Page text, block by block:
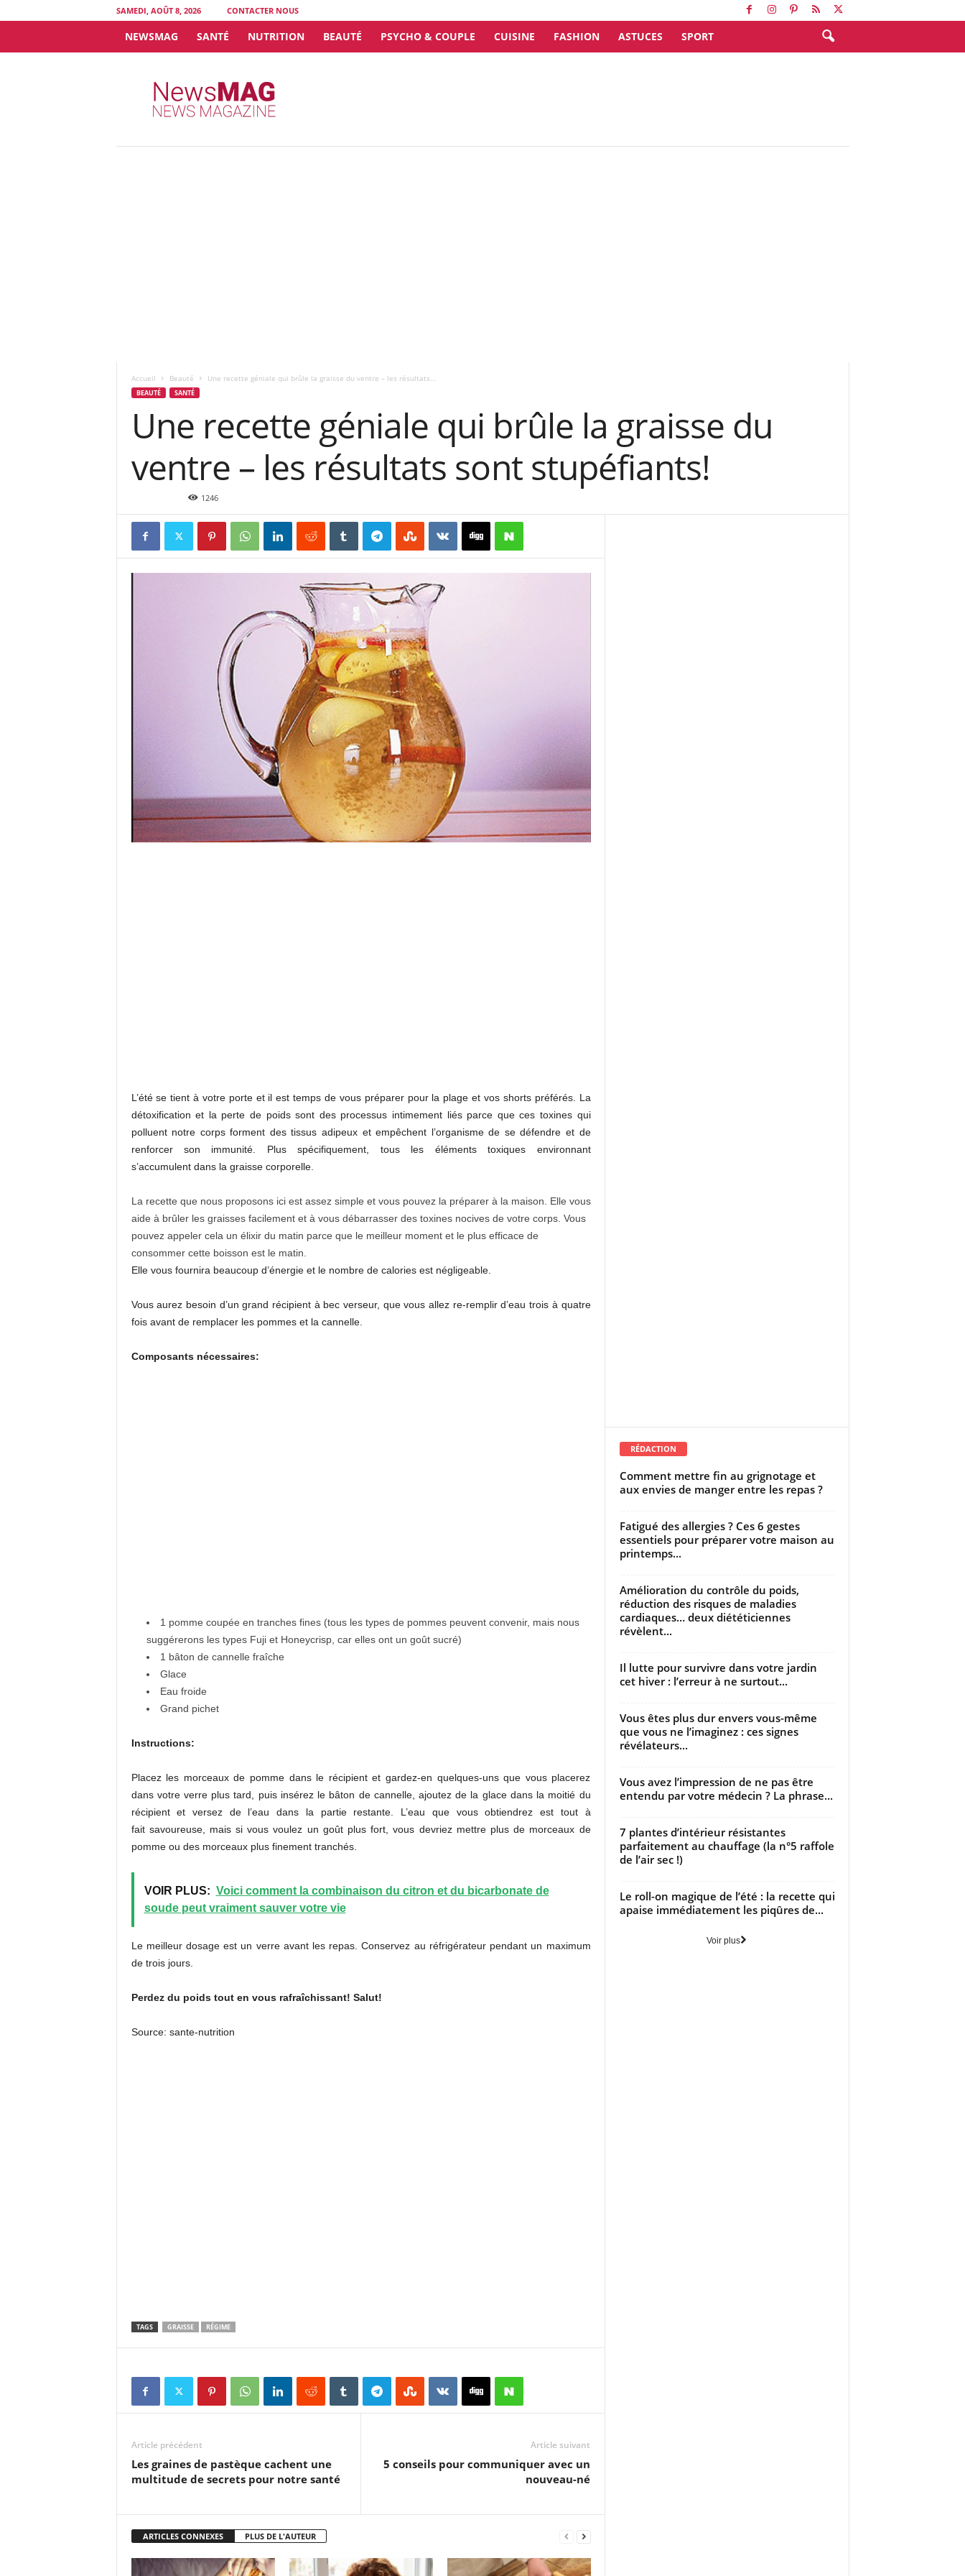
SAMEDI, AOÛT 8, 2026 CONTACTER NOUS
NEWSMAG SANTÉ NUTRITION BEAUTÉ PSYCHO & COUPLE CUISINE FASHION ASTUCES SPORT
Accueil Beauté Une recette géniale qui brûle la graisse du ventre – les résultats...
BEAUTÉ SANTÉ
Une recette géniale qui brûle la graisse du
ventre – les résultats sont stupéfiants!
1246
L’été se tient à votre porte et il est temps de vous préparer pour la plage et vos shorts préférés. La
détoxification et la perte de poids sont des processus intimement liés parce que ces toxines qui
polluent notre corps forment des tissus adipeux et empêchent l’organisme de se défendre et de
renforcer son immunité. Plus spécifiquement, tous les éléments toxiques environnant
s’accumulent dans la graisse corporelle.
La recette que nous proposons ici est assez simple et vous pouvez la préparer à la maison. Elle vous
aide à brûler les graisses facilement et à vous débarrasser des toxines nocives de votre corps. Vous
pouvez appeler cela un élixir du matin parce que le meilleur moment et le plus efficace de
consommer cette boisson est le matin.
Elle vous fournira beaucoup d’énergie et le nombre de calories est négligeable.
Vous aurez besoin d’un grand récipient à bec verseur, que vous allez re-remplir d’eau trois à quatre
fois avant de remplacer les pommes et la cannelle.
Composants nécessaires:
1 pomme coupée en tranches fines (tous les types de pommes peuvent convenir, mais nous
suggérerons les types Fuji et Honeycrisp, car elles ont un goût sucré)
1 bâton de cannelle fraîche
Glace
Eau froide
Grand pichet
Instructions:
Placez les morceaux de pomme dans le récipient et gardez-en quelques-uns que vous placerez
dans votre verre plus tard, puis insérez le bâton de cannelle, ajoutez de la glace dans la moitié du
récipient et versez de l’eau dans la partie restante. L’eau que vous obtiendrez est tout à
fait savoureuse, mais si vous voulez un goût plus fort, vous devriez mettre plus de morceaux de
pomme ou des morceaux plus finement tranchés.
VOIR PLUS: Voici comment la combinaison du citron et du bicarbonate de
soude peut vraiment sauver votre vie
Le meilleur dosage est un verre avant les repas. Conservez au réfrigérateur pendant un maximum
de trois jours.
Perdez du poids tout en vous rafraîchissant! Salut!
Source: sante-nutrition
TAGS GRAISSE RÉGIME
Article précédent
Les graines de pastèque cachent une
multitude de secrets pour notre santé
Article suivant
5 conseils pour communiquer avec un
nouveau-né
ARTICLES CONNEXES PLUS DE L'AUTEUR
RÉDACTION
Comment mettre fin au grignotage et
aux envies de manger entre les repas ?
Fatigué des allergies ? Ces 6 gestes
essentiels pour préparer votre maison au
printemps...
Amélioration du contrôle du poids,
réduction des risques de maladies
cardiaques… deux diététiciennes
révèlent...
Il lutte pour survivre dans votre jardin
cet hiver : l’erreur à ne surtout...
Vous êtes plus dur envers vous-même
que vous ne l’imaginez : ces signes
révélateurs...
Vous avez l’impression de ne pas être
entendu par votre médecin ? La phrase...
7 plantes d’intérieur résistantes
parfaitement au chauffage (la n°5 raffole
de l’air sec !)
Le roll-on magique de l’été : la recette qui
apaise immédiatement les piqûres de...
Voir plus